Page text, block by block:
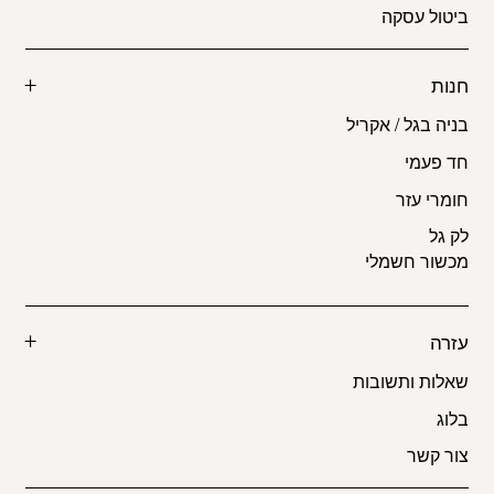
ביטול עסקה
חנות
בניה בגל / אקריל
חד פעמי
חומרי עזר
לק גל
מכשור חשמלי
עזרה
שאלות ותשובות
בלוג
צור קשר